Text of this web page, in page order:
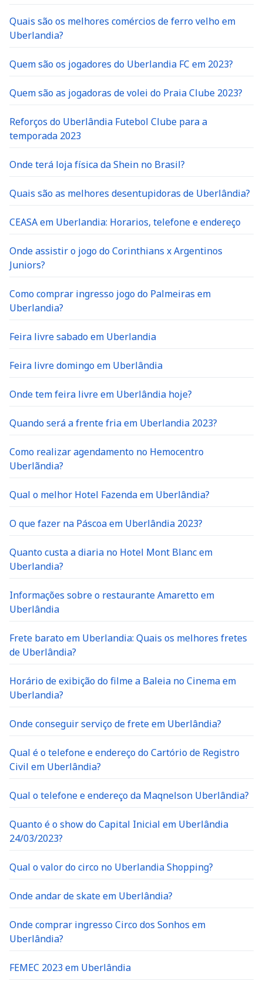
Quais são os melhores comércios de ferro velho em
Uberlandia?
Quem são os jogadores do Uberlandia FC em 2023?
Quem são as jogadoras de volei do Praia Clube 2023?
Reforços do Uberlândia Futebol Clube para a
temporada 2023
Onde terá loja física da Shein no Brasil?
Quais são as melhores desentupidoras de Uberlândia?
CEASA em Uberlandia: Horarios, telefone e endereço
Onde assistir o jogo do Corinthians x Argentinos
Juniors?
Como comprar ingresso jogo do Palmeiras em
Uberlandia?
Feira livre sabado em Uberlandia
Feira livre domingo em Uberlândia
Onde tem feira livre em Uberlândia hoje?
Quando será a frente fria em Uberlandia 2023?
Como realizar agendamento no Hemocentro
Uberlãndia?
Qual o melhor Hotel Fazenda em Uberlândia?
O que fazer na Páscoa em Uberlândia 2023?
Quanto custa a diaria no Hotel Mont Blanc em
Uberlandia?
Informações sobre o restaurante Amaretto em
Uberlândia
Frete barato em Uberlandia: Quais os melhores fretes
de Uberlândia?
Horário de exibição do filme a Baleia no Cinema em
Uberlandia?
Onde conseguir serviço de frete em Uberlândia?
Qual é o telefone e endereço do Cartório de Registro
Civil em Uberlândia?
Qual o telefone e endereço da Maqnelson Uberlândia?
Quanto é o show do Capital Inicial em Uberlândia
24/03/2023?
Qual o valor do circo no Uberlandia Shopping?
Onde andar de skate em Uberlândia?
Onde comprar ingresso Circo dos Sonhos em
Uberlândia?
FEMEC 2023 em Uberlândia